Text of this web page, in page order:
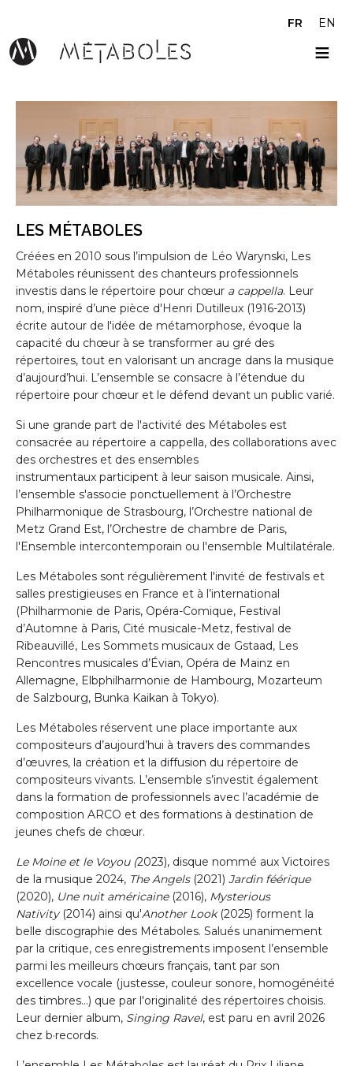
EN
FR
LES MÉTABOLES
Créées en 2010 sous l’impulsion de Léo Warynski, Les
Métaboles réunissent des chanteurs professionnels
investis dans le répertoire pour chœur a cappella. Leur
nom, inspiré d’une pièce d'Henri Dutilleux (1916-2013)
écrite autour de l'idée de métamorphose, évoque la
capacité du chœur à se transformer au gré des
répertoires, tout en valorisant un ancrage dans la musique
d’aujourd’hui. L’ensemble se consacre à l’étendue du
répertoire pour chœur et le défend devant un public varié.
Si une grande part de l'activité des Métaboles est
consacrée au répertoire a cappella, des collaborations avec
des orchestres et des ensembles
instrumentaux participent à leur saison musicale. Ainsi,
l’ensemble s'associe ponctuellement à l’Orchestre
Philharmonique de Strasbourg, l’Orchestre national de
Metz Grand Est, l’Orchestre de chambre de Paris,
l'Ensemble intercontemporain ou l'ensemble Multilatérale.
Les Métaboles sont régulièrement l'invité de festivals et
salles prestigieuses en France et à l’international
(Philharmonie de Paris, Opéra-Comique, Festival
d’Automne à Paris, Cité musicale-Metz, festival de
Ribeauvillé, Les Sommets musicaux de Gstaad, Les
Rencontres musicales d’Évian, Opéra de Mainz en
Allemagne, Elbphilharmonie de Hambourg, Mozarteum
de Salzbourg, Bunka Kaikan à Tokyo).
Les Métaboles réservent une place importante aux
compositeurs d’aujourd’hui à travers des commandes
d’œuvres, la création et la diffusion du répertoire de
compositeurs vivants. L’ensemble s’investit également
dans la formation de professionnels avec l’académie de
composition ARCO et des formations à destination de
jeunes chefs de chœur.
Le Moine et le Voyou (2023), disque nommé aux Victoires
de la musique 2024, The Angels(2021) Jardin féérique
(2020), Une nuit américaine(2016), Mysterious
Nativity (2014) ainsi qu'Another Look(2025) forment la
belle discographie des Métaboles. Salués unanimement
par la critique, ces enregistrements imposent l’ensemble
parmi les meilleurs chœurs français, tant par son
excellence vocale (justesse, couleur sonore, homogénéité
des timbres...) que par l'originalité des répertoires choisis.
Leur dernier album, Singing Ravel, est paru en avril 2026
chez b·records.